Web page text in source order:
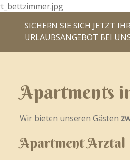
SICHERN SIE SICH JETZT IHR
URLAUBSANGEBOT BEI
Apartments
Wir bieten unseren Gästen
Apartment Arztal